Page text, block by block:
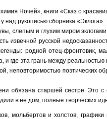
Ночей», книги «Сказ о
над рукописью сборника
слепым и глухим миром
извечной русской
родной отец-фронтовик,
и где эта грань между
неповторимостью поэтических
обязана старшей сестре. Это с
в ее дом, полные творческих
мольбертов и холстов,